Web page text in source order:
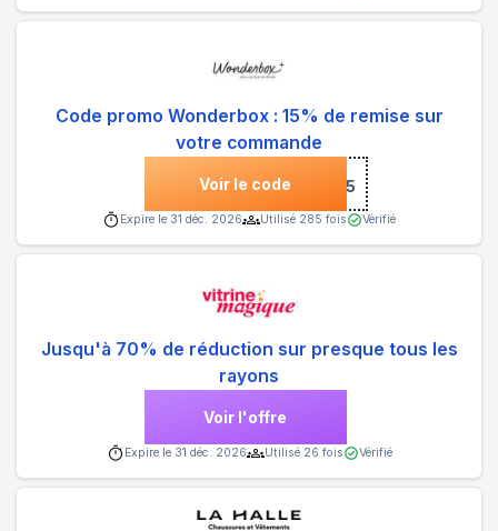
Code promo Wonderbox : 15% de remise sur
votre commande
Voir le code ***5
Expire le 31 déc. 2026 Utilisé 285 fois Vérifié
Jusqu'à 70% de réduction sur presque tous les
rayons
Voir l'offre
Expire le 31 déc. 2026 Utilisé 26 fois Vérifié